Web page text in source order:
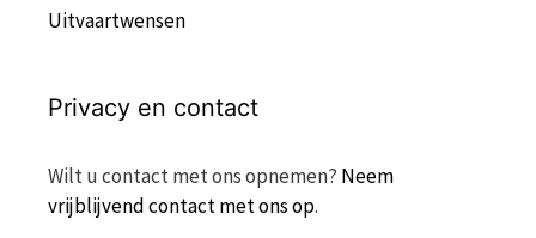
Uitvaartwensen
Privacy en contact
Wilt u contact met ons opnemen? Neem
vrijblijvend contact met ons op.